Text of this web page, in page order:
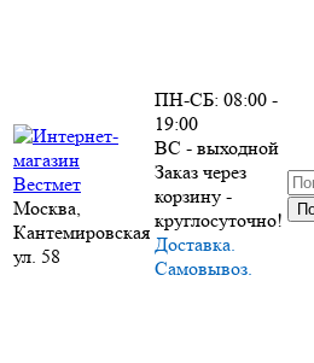
Москва,
Кантемировская
ул. 58
ПН-СБ: 08:00 -
19:00
ВС - выходной
Заказ через
корзину -
круглосуточно!
Доставка.
Самовывоз.